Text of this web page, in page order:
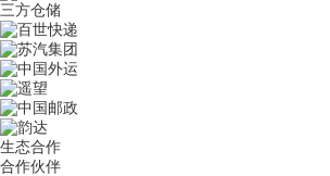
三方仓储
生态合作
合作伙伴